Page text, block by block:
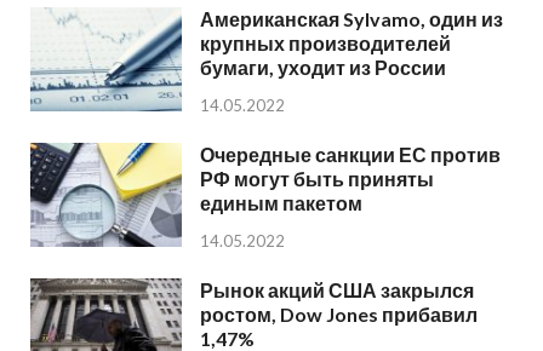
Американская Sylvamo, один из
крупных производителей
бумаги, уходит из России
14.05.2022
Очередные санкции ЕС против
РФ могут быть приняты
единым пакетом
14.05.2022
Рынок акций США закрылся
ростом, Dow Jones прибавил
1,47%